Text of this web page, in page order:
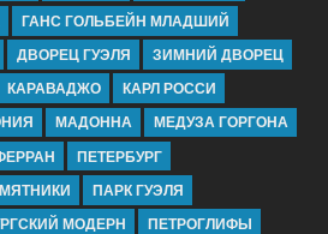
ГАНС ГОЛЬБЕЙН МЛАДШИЙ
ДВОРЕЦ ГУЭЛЯ
ЗИМНИЙ ДВОРЕЦ
КАРАВАДЖО
КАРЛ РОССИ
МАДОННА
МЕДУЗА ГОРГОНА
ПЕТЕРБУРГ
ПАРК ГУЭЛЯ
МОДЕРН ПЕТРОГЛИФЫ